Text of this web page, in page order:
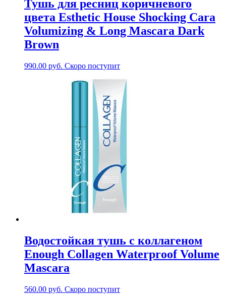
Тушь для ресниц коричневого
цвета Esthetic House Shocking Cara
Volumizing & Long Mascara Dark
Brown
990.00 руб. Скоро поступит
Водостойкая тушь с коллагеном
Enough Collagen Waterproof Volume
Mascara
560.00 руб. Скоро поступит